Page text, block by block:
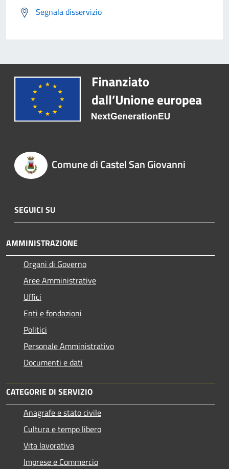
Segnala disservizio
Comune di Castel San Giovanni
SEGUICI SU
AMMINISTRAZIONE
Organi di Governo
Aree Amministrative
Uffici
Enti e fondazioni
Politici
Personale Amministrativo
Documenti e dati
CATEGORIE DI SERVIZIO
Anagrafe e stato civile
Cultura e tempo libero
Vita lavorativa
Imprese e Commercio